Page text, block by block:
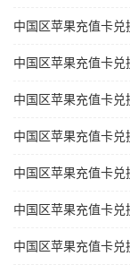
中国区苹果充值卡
中国区苹果充值卡兑
中国区苹果充值卡兑
中国区苹果充值卡兑
中国区苹果充值卡
中国区苹果充值卡
中国区苹果充值卡兑